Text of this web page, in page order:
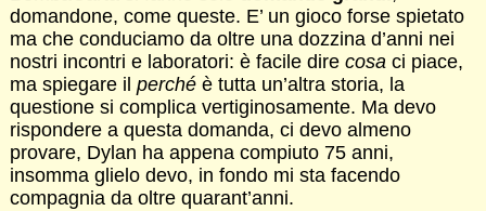
domandone, come queste. E’ un gioco forse spietato
ma che conduciamo da oltre una dozzina d’anni nei
nostri incontri e laboratori: è facile dire cosaci piace,
ma spiegare il perchéè tutta un’altra storia, la
questione si complica vertiginosamente. Ma devo
rispondere a questa domanda, ci devo almeno
provare, Dylan ha appena compiuto 75 anni,
insomma glielo devo, in fondo mi sta facendo
compagnia da oltre quarant’anni.